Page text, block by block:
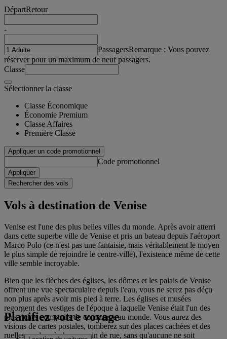
DépartRetour
-
PassagersRemarque : Vous pouvez
réserver pour un maximum de neuf passagers.
Classe
Sélectionner la classe
Classe Économique
Économie Premium
Classe Affaires
Première Classe
Appliquer un code promotionnel
Code promotionnel
Appliquer
Rechercher des vols
Vols à destination de Venise
Venise est l'une des plus belles villes du monde. Après avoir atterri
dans cette superbe ville de Venise et pris un bateau depuis l'aéroport
Marco Polo (ce n'est pas une fantaisie, mais véritablement le moyen
le plus simple de rejoindre le centre-ville), l'existence même de cette
ville semble incroyable.
Bien que les flèches des églises, les dômes et les palais de Venise
offrent une vue spectaculaire depuis l'eau, vous ne serez pas déçu
non plus après avoir mis pied à terre. Les églises et musées
regorgent des vestiges de l'époque à laquelle Venise était l'un des
plus riches comptoirs de commerce au monde. Vous aurez des
visions de cartes postales, tomberez sur des places cachées et des
ruelles perdues à chaque coin de rue, sans qu'aucune ne soit
Planifiez votre voyage